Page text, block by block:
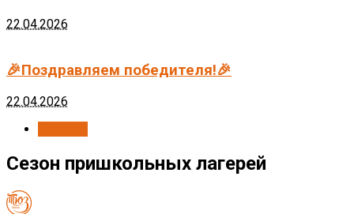
22.04.2026
🎉Поздравляем победителя!🎉
22.04.2026
Сезон пришкольных лагерей